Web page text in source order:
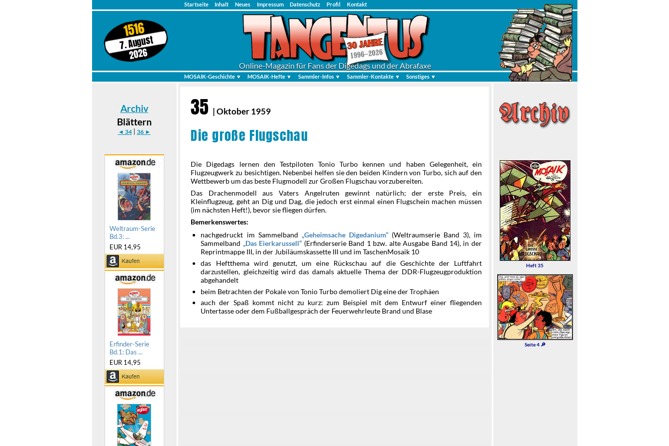
Startseite Inhalt Neues Impressum Datenschutz Profil Kontakt
1516
7. August
2026
Online-Magazin für Fans der Digedags und der Abrafaxe
MOSAIK-Geschichte ▼ MOSAIK-Hefte ▼ Sammler-Infos ▼ Sammler-Kontakte ▼ Sonstiges ▼
Archiv
Blättern
◄ 34| 36 ►
Weltraum-Serie
Bd.3: ...
EUR 14,95
Erfinder-Serie
Bd.1: Das ...
EUR 14,95
Heft 35
Seite 4 🔎
35 | Oktober 1959
Die große Flugschau
Die Digedags lernen den Testpiloten Tonio Turbo kennen und haben Gelegenheit, ein
Flugzeugwerk zu besichtigen. Nebenbei helfen sie den beiden Kindern von Turbo, sich auf den
Wettbewerb um das beste Flugmodell zur Großen Flugschau vorzubereiten.
Das Drachenmodell aus Vaters Angelruten gewinnt natürlich; der erste Preis, ein
Kleinflugzeug, geht an Dig und Dag, die jedoch erst einmal einen Flugschein machen müssen
(im nächsten Heft!), bevor sie fliegen dürfen.
Bemerkenswertes:
nachgedruckt im Sammelband Geheimsache Digedanium (Weltraumserie Band 3), im
Sammelband
Das Eierkarussell
(Erfinderserie Band 1 bzw. alte Ausgabe Band 14), in der
Reprintmappe III, in der Jubiläumskassette III und im TaschenMosaik 10
das Heftthema wird genutzt, um eine Rückschau auf die Geschichte der Luftfahrt
darzustellen, gleichzeitig wird das damals aktuelle Thema der DDR-Flugzeugproduktion
abgehandelt
beim Betrachten der Pokale von Tonio Turbo demoliert Dig eine der Trophäen
auch der Spaß kommt nicht zu kurz: zum Beispiel mit dem Entwurf einer fliegenden
Untertasse oder dem Fußballgespräch der Feuerwehrleute Brand und Blase